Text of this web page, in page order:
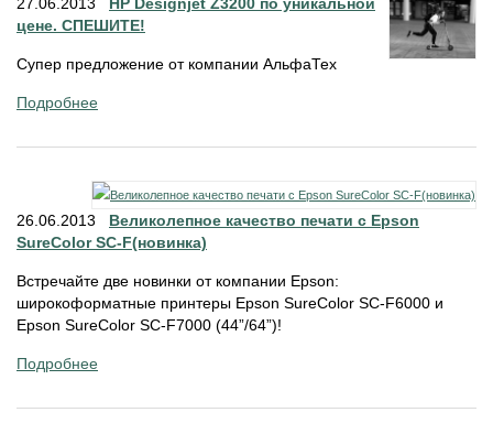
цене. СПЕШИТЕ!
Супер предложение от компании АльфаТех
Подробнее
26.06.2013 Великолепное качество печати с Epson
SureColor SC-F(новинка)
Встречайте две новинки от компании Epson:
широкоформатные принтеры Epson SureColor SC-F6000 и
Epson SureColor SC-F7000 (44”/64”)!
Подробнее